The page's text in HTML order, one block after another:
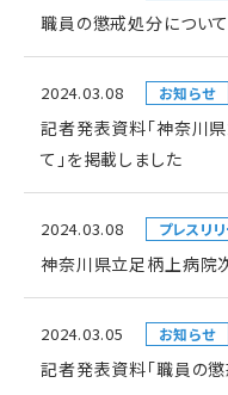
職員の懲戒処分について
2024.03.08 お知らせ
記者発表資料「神奈川
て」を掲載しました
2024.03.08 プレスリ
神奈川県立足柄上病院
2024.03.05 お知らせ
記者発表資料「職員の